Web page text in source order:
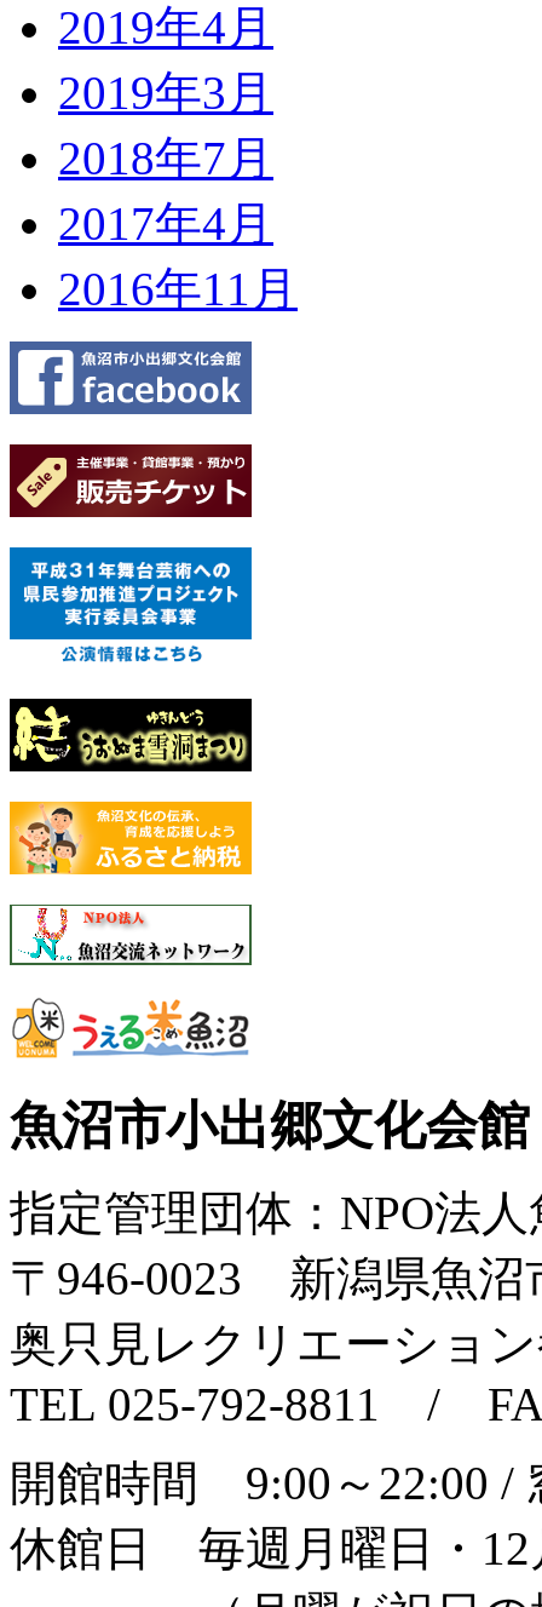
2019年4月
2019年3月
2018年7月
2017年4月
2016年11月
魚沼市小出郷文化会館
指定管理団体：NPO法
〒946‐0023 新潟県魚沼
奥只見レクリエーショ
TEL 025-792-8811 /
開館時間 9:00～22:00 /
休館日 毎週月曜日・12